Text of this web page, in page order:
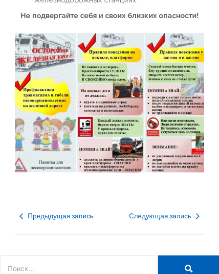
Не подвергайте себя и своих близких опасности!
Предыдущая запись Следующая запись